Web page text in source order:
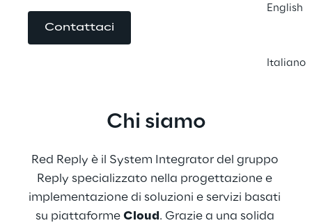
English
Italiano
Contattaci
Chi siamo
Red Reply è il System Integrator del gruppo
Reply specializzato nella progettazione e
implementazione di soluzioni e servizi basati
su piattaforme Cloud . Grazie a una solida